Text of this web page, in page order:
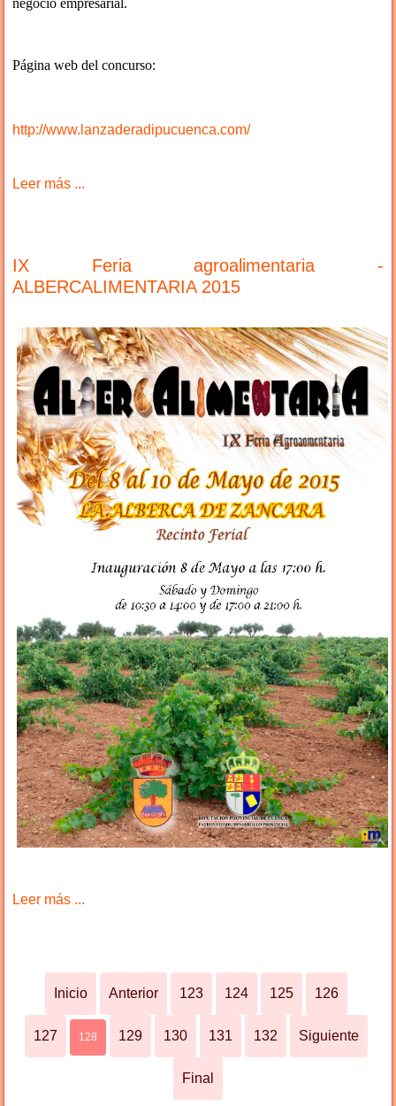
negocio empresarial.
Página web del concurso:
http://www.lanzaderadipucuenca.com/
Leer más ...
IX Feria agroalimentaria -
ALBERCALIMENTARIA 2015
Leer más ...
Inicio Anterior 123 124 125 126
127 128 129 130 131 132 Siguiente
Final